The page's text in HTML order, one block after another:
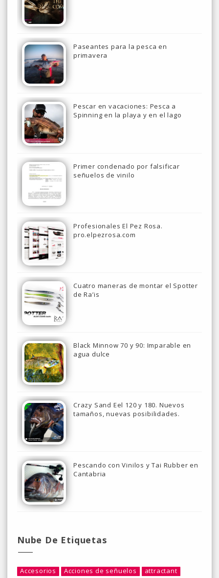
Paseantes para la pesca en
primavera
Pescar en vacaciones: Pesca a
Spinning en la playa y en el lago
Primer condenado por falsificar
señuelos de vinilo
Profesionales El Pez Rosa.
pro.elpezrosa.com
Cuatro maneras de montar el Spotter
de Ra’is
Black Minnow 70 y 90: Imparable en
agua dulce
Crazy Sand Eel 120 y 180. Nuevos
tamaños, nuevas posibilidades.
Pescando con Vinilos y Tai Rubber en
Cantabria
Nube De Etiquetas
Accesorios Acciones de señuelos
attractant